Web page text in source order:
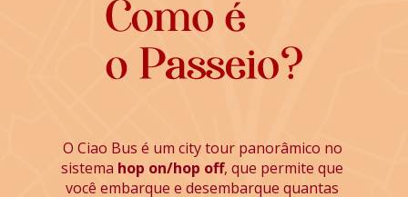
O Ciao Bus é um city tour panorâmico no
sistema hop on/hop off, que permite que
você embarque e desembarque quantas